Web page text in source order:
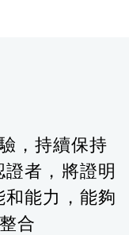
，持續保持
者，將證明
能力，能夠
合